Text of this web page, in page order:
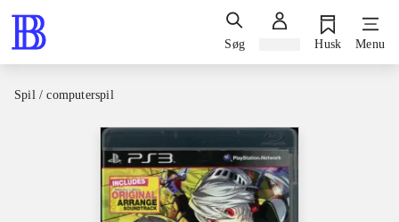
Søg Husk Menu
Spil / computerspil